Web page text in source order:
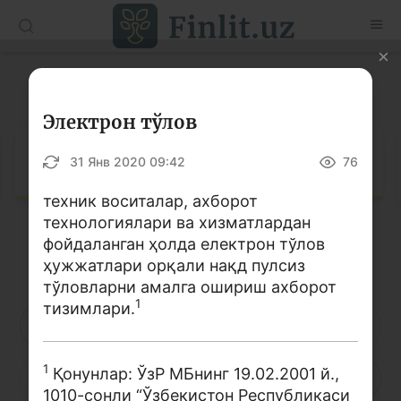
Рус
Мақолалар
Ўқув қўлланмалар
Молиявий саводхонлик бўйича китоблар
Видео
Лойиҳалар
Фотогалерея
Луғат
Кирилл алифбоси Лотин алифбоси
Ё Ж З И Й К
Электрон тўлов
31 Янв 2020 09:42 76
техник воситалар, ахборот
технологиялари ва хизматлардан
фойдаланган ҳолда електрон тўлов
ҳужжатлари орқали нақд пулсиз
тўловларни амалга ошириш ахборот
тизимлари.1
1 Қонунлар: ЎзР МБнинг 19.02.2001 й.,
1010-сонли “Ўзбекистон Республикаси